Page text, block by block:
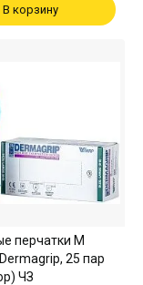
В корзину
перчатки M
25 пар
ЧЗ